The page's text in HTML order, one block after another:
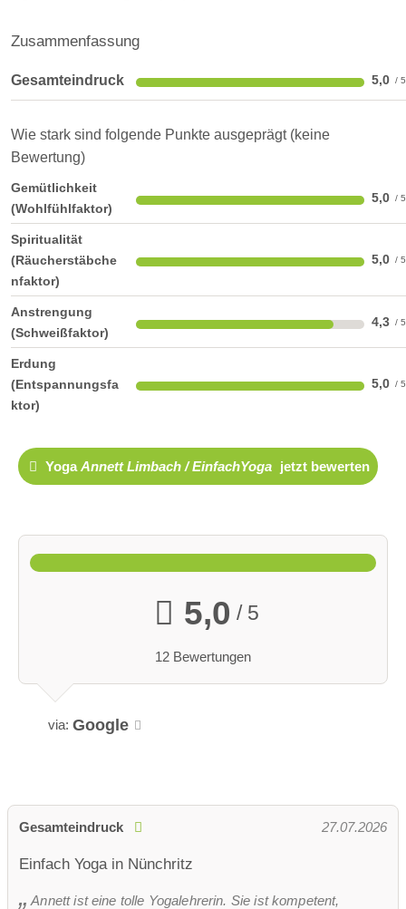
Zusammenfassung
Gesamteindruck 5,0
Wie stark sind folgende Punkte ausgeprägt (keine
Bewertung)
Gemütlichkeit
(Wohlfühlfaktor)
5,0
Spiritualität
(Räucherstäbche
nfaktor)
5,0
Anstrengung
(Schweißfaktor)
4,3
Erdung
(Entspannungsfa
ktor)
5,0
YogaAnnett Limbach / EinfachYoga jetzt bewerten
5,0 / 5
12 Bewertungen
via: Google
Gesamteindruck 27.07.2026
Einfach Yoga in Nünchritz
Annett ist eine tolle Yogalehrerin. Sie ist kompetent,